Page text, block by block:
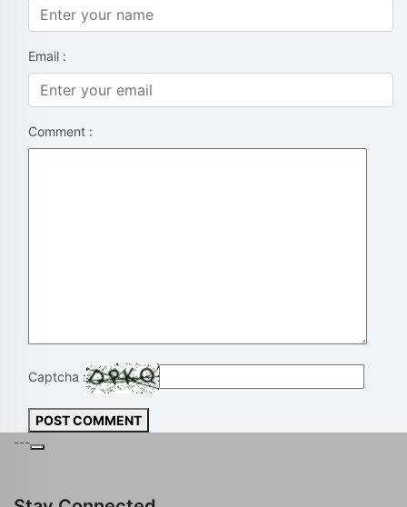
Email :
Comment :
Captcha :
POST COMMENT
---